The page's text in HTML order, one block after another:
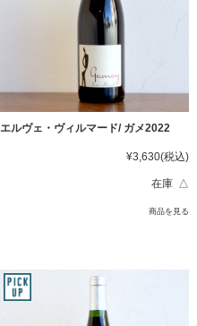
エルヴェ・ヴィルマード/ ガメ2022
¥3,630(税込)
在庫 △
商品を見る